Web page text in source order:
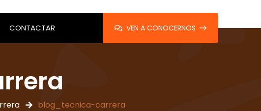
CONTACTAR VEN A CONOCERNOS
blog_tecnica-carrera